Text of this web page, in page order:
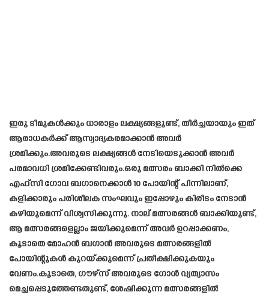
ഇരു ടീമുകൾക്കും ധാരാളം ലക്ഷ്യങ്ങളുണ്ട്, തീർച്ചയായും ഇത്
ആരാധകർക്ക് ആസ്വാദ്യകരമാക്കാൻ അവർ
ശ്രമിക്കും.അവരുടെ ലക്ഷ്യങ്ങൾ നേടിയെടുക്കാൻ അവർ
പരമാവധി ശ്രമിക്കേണ്ടിവരും.ഒരു മത്സരം ബാക്കി നിൽക്കെ
എഫ്‌സി ഗോവ ബഗാനെക്കാൾ 10 പോയിന്റ് പിന്നിലാണ്,
കളിക്കാരും പരിശീലക സംഘവും ഇപ്പോഴും കിരീടം നേടാൻ
കഴിയുമെന്ന് വിശ്വസിക്കുന്നു. നാല് മത്സരങ്ങൾ ബാക്കിയുണ്ട്,
ആ മത്സരങ്ങളെല്ലാം ജയിക്കുമെന്ന് അവർ ഉറപ്പാക്കണം,
കൂടാതെ മോഹൻ ബഗാൻ അവരുടെ മത്സരങ്ങളിൽ
പോയിന്റുകൾ കുറയ്ക്കുമെന്ന് പ്രതീക്ഷിക്കുകയും
വേണം.കൂടാതെ, ഗൗഴ്‌സ് അവരുടെ ഗോൾ വ്യത്യാസം
മെച്ചപ്പെടുത്തേണ്ടതുണ്ട്, ശേഷിക്കുന്ന മത്സരങ്ങളിൽ